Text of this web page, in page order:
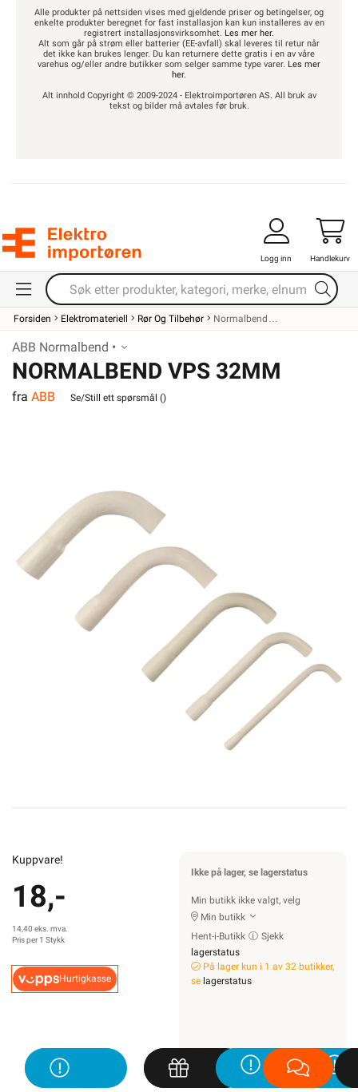
Alle produkter på nettsiden vises med gjeldende priser og betingelser, og
enkelte produkter beregnet for fast installasjon kan kun installeres av en
registrert installasjonsvirksomhet. Les mer her.
Alt som går på strøm eller batterier (EE-avfall) skal leveres til retur når
det ikke kan brukes lenger. Du kan returnere dette gratis i en av våre
varehus og/eller andre butikker som selger samme type varer. Les mer
her.
Alt innhold Copyright © 2009-2024 - Elektroimportøren AS. All bruk av
tekst og bilder må avtales før bruk.
Logg inn Handlekurv
Forsiden Elektromateriell Rør Og Tilbehør Normalbend
ABB Normalbend •
NORMALBEND VPS 32MM
fra ABB Se/Still ett spørsmål ()
Kuppvare!
18,-
14,40 eks. mva.
Pris per 1 Stykk
Hurtigkasse
Ikke på lager, se lagerstatus
Min butikk ikke valgt, velg
Min butikk
Hent-i-Butikk
Sjekk
lagerstatus
På lager kun i 1 av 32 butikker,
se lagerstatus